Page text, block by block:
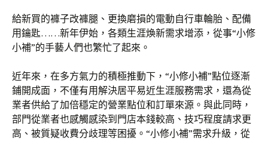
給新買的褲子改褲腿、更換磨損的電動自行車輪胎、配備
用鑰匙……新年伊始，各類生涯煥新需求增添，從事“小修
小補”的手藝人們也繁忙了起來。
近年來，在多方氣力的積極推動下，“小修小補”點位逐漸
鋪開成面，不僅有用解決居平易近生涯服務需求，還為從
業者供給了加倍穩定的營業點位和訂單來源。與此同時，
部門從業者也感觸感染到門店本錢較高、技巧程度請求更
高、被質疑收費分歧理等困擾。“小修小補”需求升級，從